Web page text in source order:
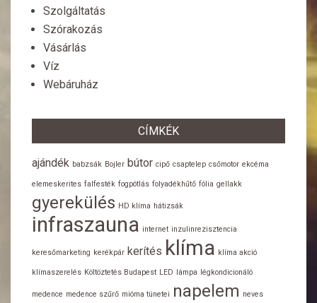
Szolgáltatás
Szórakozás
Vásárlás
Víz
Webáruház
CÍMKÉK
ajándék babzsák Bojler bútor cipő csaptelep csőmotor ekcéma
elemeskerites falfesték fogpótlás folyadékhűtő fólia gellakk
gyerekülés HD klíma hátizsák
infraszauna internet inzulinrezisztencia
keresőmarketing kerékpár kerítés klíma klíma akció
klímaszerelés Költöztetés Budapest LED lámpa légkondicionáló
medence medence szűrő mióma tünetei napelem neves